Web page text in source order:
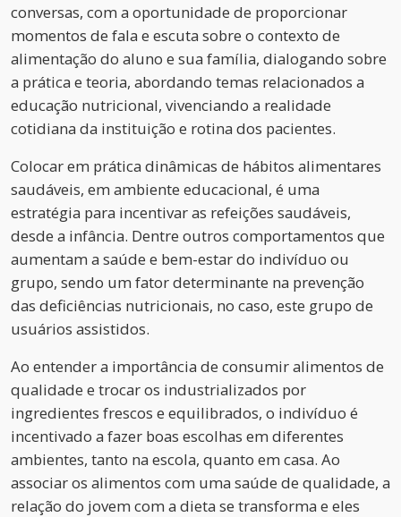
conversas, com a oportunidade de proporcionar
momentos de fala e escuta sobre o contexto de
alimentação do aluno e sua família, dialogando sobre
a prática e teoria, abordando temas relacionados a
educação nutricional, vivenciando a realidade
cotidiana da instituição e rotina dos pacientes.
Colocar em prática dinâmicas de hábitos alimentares
saudáveis, em ambiente educacional, é uma
estratégia para incentivar as refeições saudáveis,
desde a infância. Dentre outros comportamentos que
aumentam a saúde e bem-estar do indivíduo ou
grupo, sendo um fator determinante na prevenção
das deficiências nutricionais, no caso, este grupo de
usuários assistidos.
Ao entender a importância de consumir alimentos de
qualidade e trocar os industrializados por
ingredientes frescos e equilibrados, o indivíduo é
incentivado a fazer boas escolhas em diferentes
ambientes, tanto na escola, quanto em casa. Ao
associar os alimentos com uma saúde de qualidade, a
relação do jovem com a dieta se transforma e eles